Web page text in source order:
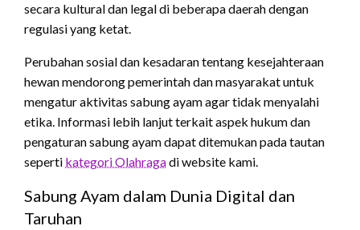
secara kultural dan legal di beberapa daerah dengan
regulasi yang ketat.
Perubahan sosial dan kesadaran tentang kesejahteraan
hewan mendorong pemerintah dan masyarakat untuk
mengatur aktivitas sabung ayam agar tidak menyalahi
etika. Informasi lebih lanjut terkait aspek hukum dan
pengaturan sabung ayam dapat ditemukan pada tautan
seperti kategori Olahragadi website kami.
Sabung Ayam dalam Dunia Digital dan
Taruhan